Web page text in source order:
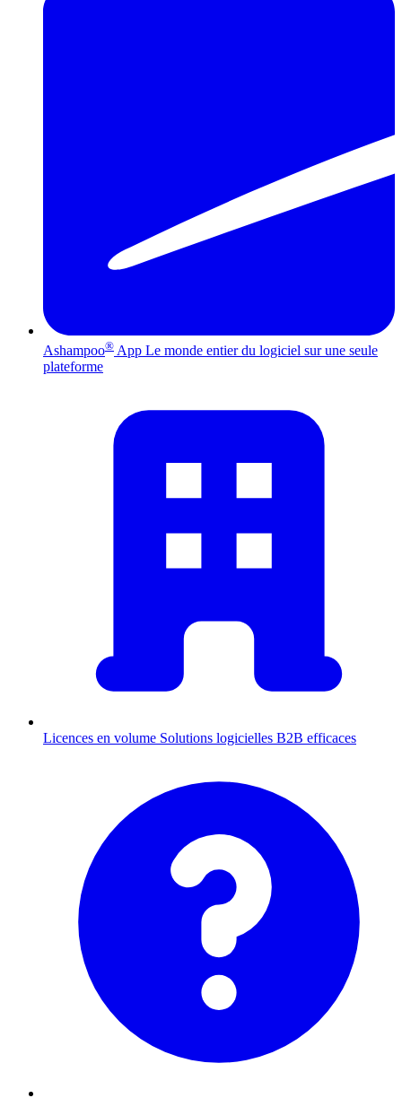
Ashampoo® App Le monde entier du logiciel sur une seule
plateforme
Licences en volume Solutions logicielles B2B efficaces